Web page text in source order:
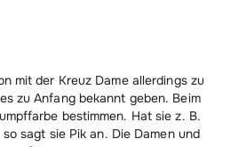
mit der Kreuz Dame allerdings zu
zu Anfang bekannt geben. Beim
bestimmen. Hat sie z. B.
sagt sie Pik an. Die Damen und